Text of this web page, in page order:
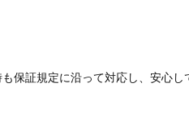
保証規定に沿って対応し、安心